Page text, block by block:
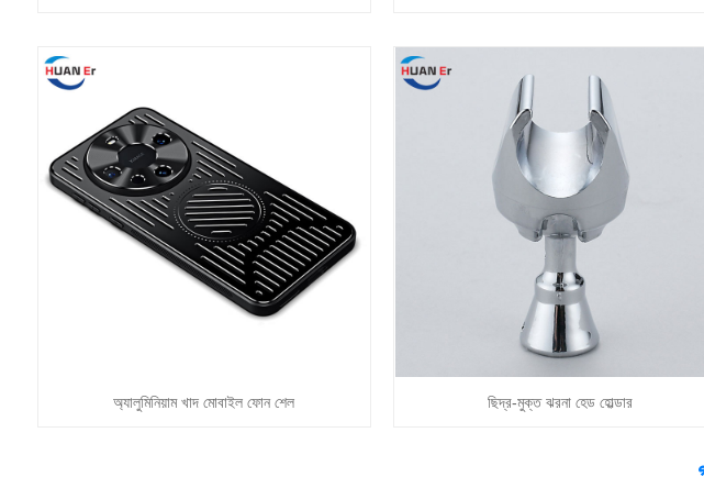
অ্যালুমিনিয়াম খাদ মোবাইল ফোন শেল ছিদ্র-মুক্ত ঝরনা হেড হোল্ডার